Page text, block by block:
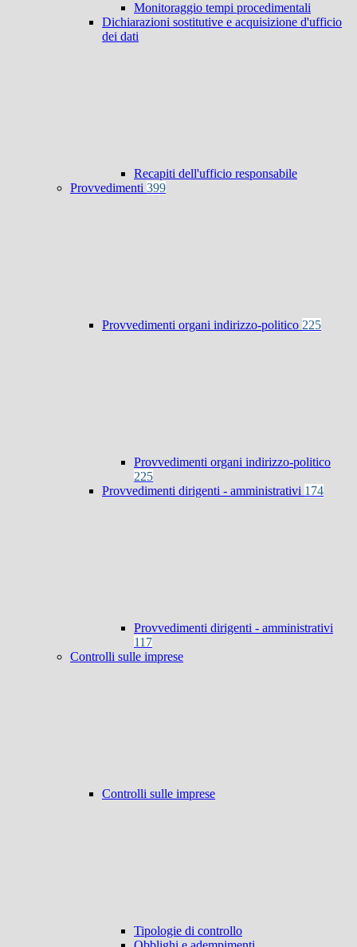
Monitoraggio tempi procedimentali
Dichiarazioni sostitutive e acquisizione d'ufficio
dei dati
Recapiti dell'ufficio responsabile
Provvedimenti 399
Provvedimenti organi indirizzo-politico 225
Provvedimenti organi indirizzo-politico
225
Provvedimenti dirigenti - amministrativi 174
Provvedimenti dirigenti - amministrativi
117
Controlli sulle imprese
Controlli sulle imprese
Tipologie di controllo